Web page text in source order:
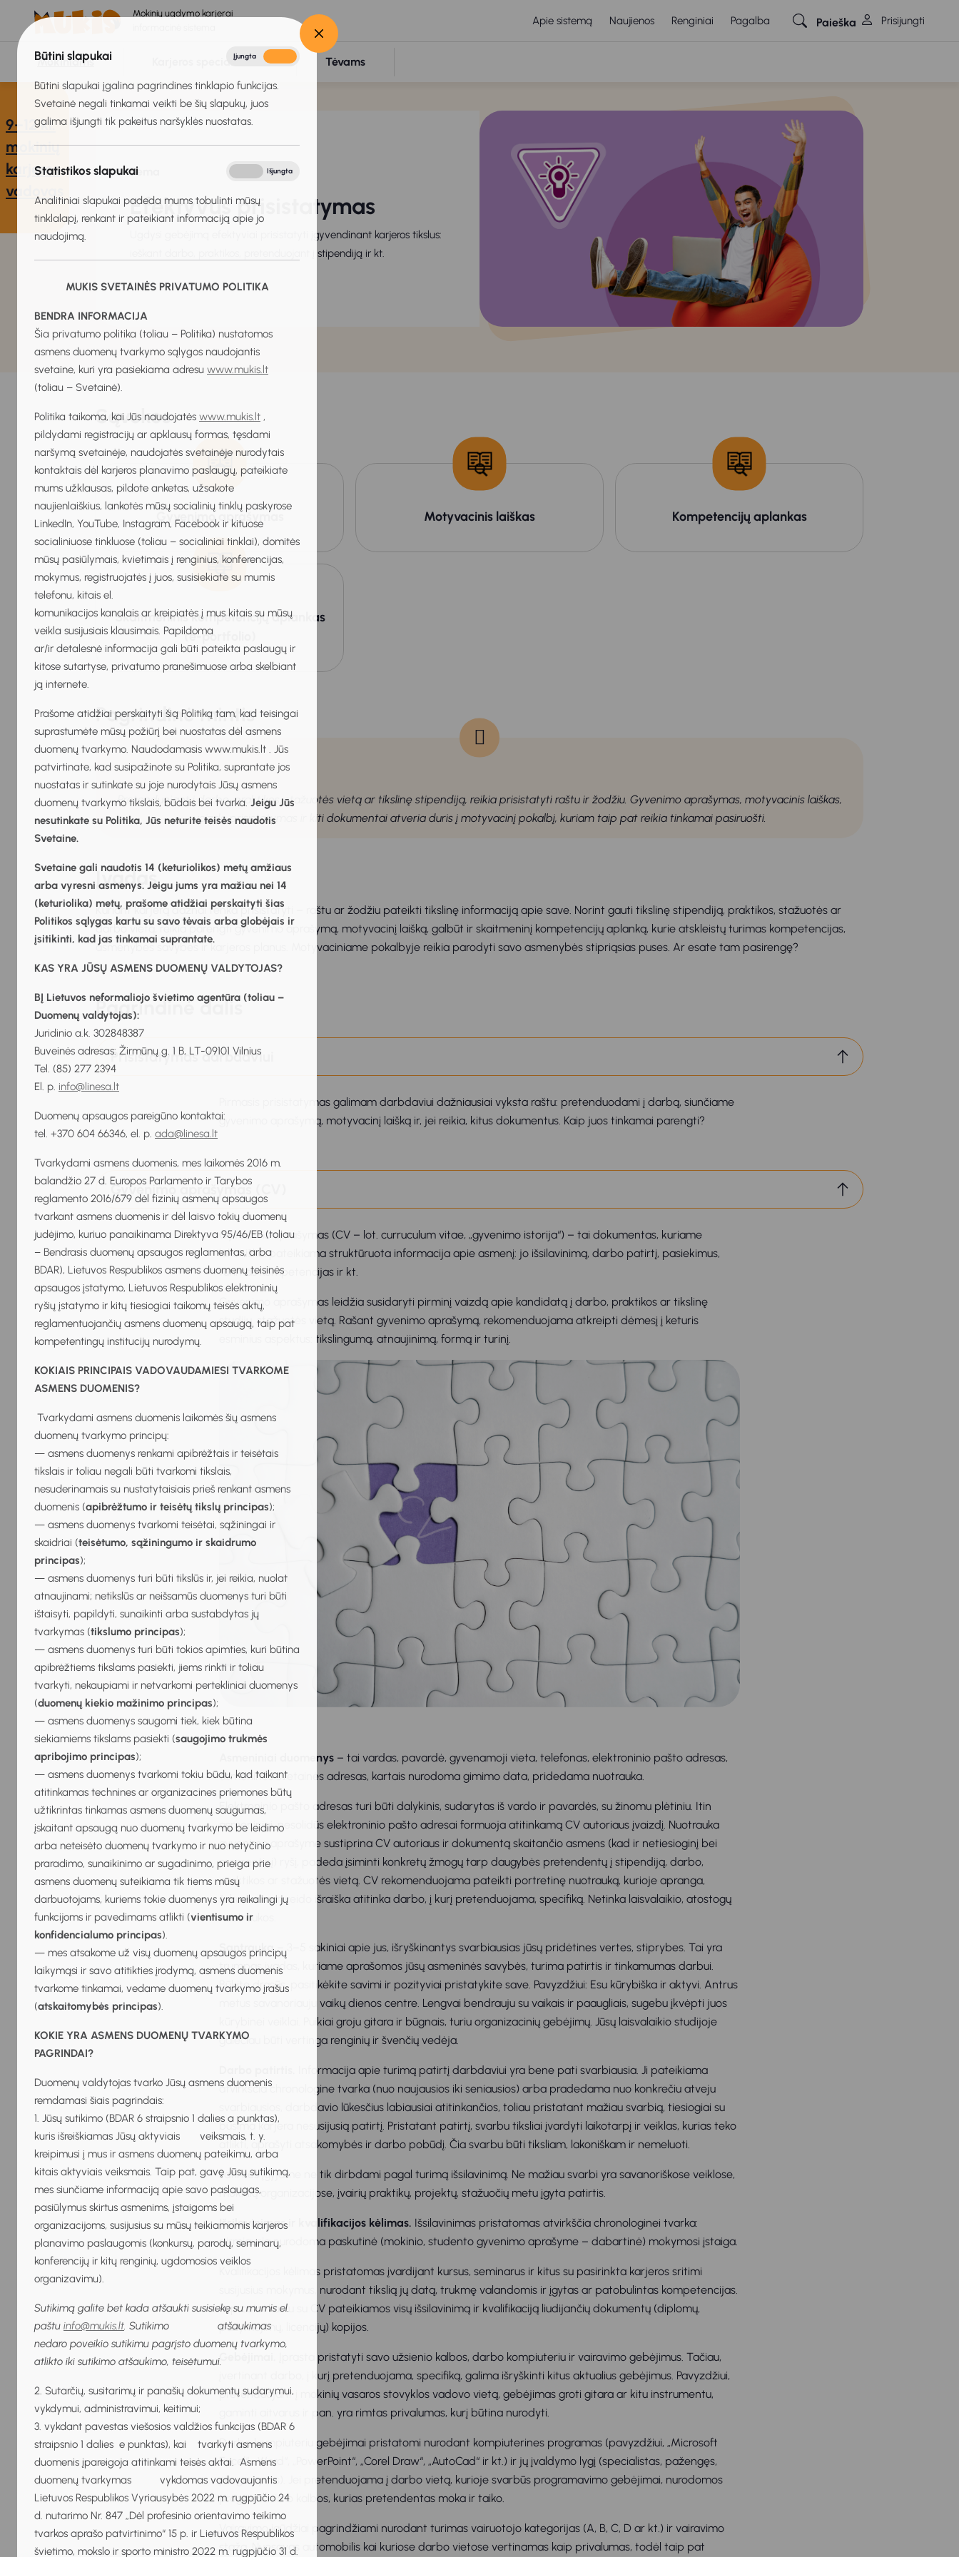
Būtini slapukai Įjungta
Būtini slapukai įgalina pagrindines tinklapio funkcijas.
Svetainė negali tinkamai veikti be šių slapukų, juos
galima išjungti tik pakeitus naršyklės nuostatas.
Statistikos slapukai Išjungta
Analitiniai slapukai padeda mums tobulinti mūsų
tinklalapį, renkant ir pateikiant informaciją apie jo
naudojimą.
MUKIS SVETAINĖS PRIVATUMO POLITIKA
BENDRA INFORMACIJA
Šia privatumo politika (toliau – Politika) nustatomos
asmens duomenų tvarkymo sąlygos naudojantis
svetaine, kuri yra pasiekiama adresu www.mukis.lt
(toliau – Svetainė).
Politika taikoma, kai Jūs naudojatės www.mukis.lt ,
pildydami registracijų ar apklausų formas, tęsdami
naršymą svetainėje, naudojatės svetainėje nurodytais
kontaktais dėl karjeros planavimo paslaugų, pateikiate
mums užklausas, pildote anketas, užsakote
naujienlaiškius, lankotės mūsų socialinių tinklų paskyrose
LinkedIn, YouTube, Instagram, Facebook ir kituose
socialiniuose tinkluose (toliau – socialiniai tinklai), domitės
mūsų pasiūlymais, kvietimais į renginius, konferencijas,
mokymus, registruojatės į juos, susisiekiate su mumis
telefonu, kitais el.
komunikacijos kanalais ar kreipiatės į mus kitais su mūsų
veikla susijusiais klausimais. Papildoma
ar/ir detalesnė informacija gali būti pateikta paslaugų ir
kitose sutartyse, privatumo pranešimuose arba skelbiant
ją internete.
Prašome atidžiai perskaityti šią Politiką tam, kad teisingai
suprastumėte mūsų požiūrį bei nuostatas dėl asmens
duomenų tvarkymo. Naudodamasis www.mukis.lt . Jūs
patvirtinate, kad susipažinote su Politika, suprantate jos
nuostatas ir sutinkate su joje nurodytais Jūsų asmens
duomenų tvarkymo tikslais, būdais bei tvarka. Jeigu Jūs
nesutinkate su Politika, Jūs neturite teisės naudotis
Svetaine.
Svetaine gali naudotis 14 (keturiolikos) metų amžiaus
arba vyresni asmenys. Jeigu jums yra mažiau nei 14
(keturiolika) metų, prašome atidžiai perskaityti šias
Politikos sąlygas kartu su savo tėvais arba globėjais ir
įsitikinti, kad jas tinkamai suprantate.
KAS YRA JŪSŲ ASMENS DUOMENŲ VALDYTOJAS?
BĮ Lietuvos neformaliojo švietimo agentūra (toliau –
Duomenų valdytojas):
Juridinio a.k. 302848387
Buveinės adresas: Žirmūnų g. 1 B, LT-09101 Vilnius
Tel. (85) 277 2394
El. p. info@linesa.lt
Duomenų apsaugos pareigūno kontaktai:
tel. +370 604 66346, el. p. ada@linesa.lt
Tvarkydami asmens duomenis, mes laikomės 2016 m.
balandžio 27 d. Europos Parlamento ir Tarybos
reglamento 2016/679 dėl fizinių asmenų apsaugos
tvarkant asmens duomenis ir dėl laisvo tokių duomenų
judėjimo, kuriuo panaikinama Direktyva 95/46/EB (toliau
– Bendrasis duomenų apsaugos reglamentas, arba
BDAR), Lietuvos Respublikos asmens duomenų teisinės
apsaugos įstatymo, Lietuvos Respublikos elektroninių
ryšių įstatymo ir kitų tiesiogiai taikomų teisės aktų,
reglamentuojančių asmens duomenų apsaugą, taip pat
kompetentingų institucijų nurodymų.
KOKIAIS PRINCIPAIS VADOVAUDAMIESI TVARKOME
ASMENS DUOMENIS?
Tvarkydami asmens duomenis laikomės šių asmens
duomenų tvarkymo principų:
— asmens duomenys renkami apibrėžtais ir teisėtais
tikslais ir toliau negali būti tvarkomi tikslais,
nesuderinamais su nustatytaisiais prieš renkant asmens
duomenis (apibrėžtumo ir teisėtų tikslų principas);
— asmens duomenys tvarkomi teisėtai, sąžiningai ir
skaidriai (teisėtumo, sąžiningumo ir skaidrumo
principas);
— asmens duomenys turi būti tikslūs ir, jei reikia, nuolat
atnaujinami; netikslūs ar neišsamūs duomenys turi būti
ištaisyti, papildyti, sunaikinti arba sustabdytas jų
tvarkymas (tikslumo principas);
— asmens duomenys turi būti tokios apimties, kuri būtina
apibrėžtiems tikslams pasiekti, jiems rinkti ir toliau
tvarkyti, nekaupiami ir netvarkomi pertekliniai duomenys
(duomenų kiekio mažinimo principas);
— asmens duomenys saugomi tiek, kiek būtina
siekiamiems tikslams pasiekti (saugojimo trukmės
apribojimo principas);
— asmens duomenys tvarkomi tokiu būdu, kad taikant
atitinkamas technines ar organizacines priemones būtų
užtikrintas tinkamas asmens duomenų saugumas,
įskaitant apsaugą nuo duomenų tvarkymo be leidimo
arba neteisėto duomenų tvarkymo ir nuo netyčinio
praradimo, sunaikinimo ar sugadinimo, prieiga prie
asmens duomenų suteikiama tik tiems mūsų
darbuotojams, kuriems tokie duomenys yra reikalingi jų
funkcijoms ir pavedimams atlikti (vientisumo ir
konfidencialumo principas).
— mes atsakome už visų duomenų apsaugos principų
laikymąsi ir savo atitikties įrodymą, asmens duomenis
tvarkome tinkamai, vedame duomenų tvarkymo įrašus
(atskaitomybės principas).
KOKIE YRA ASMENS DUOMENŲ TVARKYMO
PAGRINDAI?
Duomenų valdytojas tvarko Jūsų asmens duomenis
remdamasi šiais pagrindais:
1. Jūsų sutikimo (BDAR 6 straipsnio 1 dalies a punktas),
kuris išreiškiamas Jūsų aktyviais veiksmais, t. y.
kreipimusi į mus ir asmens duomenų pateikimu, arba
kitais aktyviais veiksmais. Taip pat, gavę Jūsų sutikimą,
mes siunčiame informaciją apie savo paslaugas,
pasiūlymus skirtus asmenims, įstaigoms bei
organizacijoms, susijusius su mūsų teikiamomis karjeros
planavimo paslaugomis (konkursų, parodų, seminarų,
konferencijų ir kitų renginių, ugdomosios veiklos
organizavimu).
Sutikimą galite bet kada atšaukti susisiekę su mumis el.
paštu info@mukis.lt. Sutikimo atšaukimas
nedaro poveikio sutikimu pagrįsto duomenų tvarkymo,
atlikto iki sutikimo atšaukimo, teisėtumui.
2. Sutarčių, susitarimų ir panašių dokumentų sudarymui,
vykdymui, administravimui, keitimui;
3. vykdant pavestas viešosios valdžios funkcijas (BDAR 6
straipsnio 1 dalies e punktas), kai tvarkyti asmens
duomenis įpareigoja atitinkami teisės aktai. Asmens
duomenų tvarkymas vykdomas vadovaujantis
Lietuvos Respublikos Vyriausybės 2022 m. rugpjūčio 24
d. nutarimo Nr. 847 „Dėl profesinio orientavimo teikimo
tvarkos aprašo patvirtinimo“ 15 p. ir Lietuvos Respublikos
švietimo, mokslo ir sporto ministro 2022 m. rugpjūčio 31 d.
Mokinių ugdymo karjerai
Apie sistemą Naujienos Renginiai Pagalba Paieška Prisijungti
Mokiniams Karjeros specialistams Tėvams
9–12 kl.
mokinių
karjeros
vadovas
Tema
Efektyvus prisistatymas
Ugdysi gebėjimą efektyviai prisistatyti įgyvendinant karjeros tikslus:
ieškant darbo, praktikos, pretenduojant į stipendiją ir kt.
Sąvokos
Gyvenimo aprašymas Motyvacinis laiškas Kompetencijų aplankas
Skaitmeninis kompetencijų aplankas
(e-portfolio)
Pagrindinė mintis
Pretenduojant į darbo, praktikos, stažuotės vietą ar tikslinę stipendiją, reikia prisistatyti raštu ir žodžiu. Gyvenimo aprašymas, motyvacinis laiškas,
vaizdo prisistatymas ir kiti dokumentai atveria duris į motyvacinį pokalbį, kuriam taip pat reikia tinkamai pasiruošti.
Įvadas
Kuriant karjerą dažnai tenka prisistatyti – raštu ar žodžiu pateikti tikslinę informaciją apie save. Norint gauti tikslinę stipendiją, praktikos, stažuotės ar
darbo vietą, reikia parengti gyvenimo aprašymą, motyvacinį laišką, galbūt ir skaitmeninį kompetencijų aplanką, kurie atskleistų turimas kompetencijas,
asmenybės savybes ir karjeros planus. Motyvaciniame pokalbyje reikia parodyti savo asmenybės stipriąsias puses. Ar esate tam pasirengę?
Pagrindinė dalis
Prisistatymas darbdaviui
Pirmasis prisistatymas galimam darbdaviui dažniausiai vyksta raštu: pretenduodami į darbą, siunčiame
gyvenimo aprašymą, motyvacinį laišką ir, jei reikia, kitus dokumentus. Kaip juos tinkamai parengti?
Gyvenimo aprašymas (CV)
Gyvenimo aprašymas (CV – lot. curruculum vitae, „gyvenimo istorija“) – tai dokumentas, kuriame
lakoniškai pateikiama struktūruota informacija apie asmenį: jo išsilavinimą, darbo patirtį, pasiekimus,
turimas kompetencijas ir kt.
Gyvenimo aprašymas leidžia susidaryti pirminį vaizdą apie kandidatą į darbo, praktikos ar tikslinę
studijų, stažuotės vietą. Rašant gyvenimo aprašymą, rekomenduojama atkreipti dėmesį į keturis
esminius aspektus: tikslingumą, atnaujinimą, formą ir turinį.
Asmeniniai duomenys – tai vardas, pavardė, gyvenamoji vieta, telefonas, elektroninio pašto adresas,
asmeninės svetainės adresas, kartais nurodoma gimimo data, pridedama nuotrauka.
Elektroninio pašto adresas turi būti dalykinis, sudarytas iš vardo ir pavardės, su žinomu plėtiniu. Itin
asmeniniai, nesolidūs elektroninio pašto adresai formuoja atitinkamą CV autoriaus įvaizdį. Nuotrauka
gyvenimo aprašyme sustiprina CV autoriaus ir dokumentą skaitančio asmens (kad ir netiesioginį bei
momentinį) ryšį, padeda įsiminti konkretų žmogų tarp daugybės pretendentų į stipendiją, darbo,
praktikos ar stažuotės vietą. CV rekomenduojama pateikti portretinę nuotrauką, kurioje apranga,
šukuosena ir veido išraiška atitinka darbo, į kurį pretenduojama, specifiką. Netinka laisvalaikio, atostogų
nuotraukos.
Santrauka– 3–5 sakiniai apie jus, išryškinantys svarbiausias jūsų pridėtines vertes, stiprybes. Tai yra
trumpas įvadas, kuriame aprašomos jūsų asmeninės savybės, turima patirtis ir tinkamumas darbui.
Būkite drąsūs, pasitikėkite savimi ir pozityviai pristatykite save. Pavyzdžiui: Esu kūrybiška ir aktyvi. Antrus
metus savanoriauju vaikų dienos centre. Lengvai bendrauju su vaikais ir paaugliais, sugebu įkvėpti juos
kūrybinei veiklai. Puikiai groju gitara ir būgnais, turiu organizacinių gebėjimų. Jūsų laisvalaikio studijoje
galėčiau būti vertinga renginių ir švenčių vedėja.
Informacija apie turimą patirtį darbdaviui yra bene pati svarbiausia. Ji pateikiama
atvirkščia chronologine tvarka (nuo naujausios iki seniausios) arba pradedama nuo konkrečiu atveju
svarbiausios, darbdavio lūkesčius labiausiai atitinkančios, toliau pristatant mažiau svarbią, tiesiogiai su
būsima karjera nesusijusią patirtį. Pristatant patirtį, svarbu tiksliai įvardyti laikotarpį ir veiklas, kurias teko
atlikti, aprašyti atsakomybės ir darbo pobūdį. Čia svarbu būti tiksliam, lakoniškam ir nemeluoti.
Patirties įgyjame ne tik dirbdami pagal turimą išsilavinimą. Ne mažiau svarbi yra savanoriškose veiklose,
mokinių organizacijose, įvairių praktikų, projektų, stažuočių metu įgyta patirtis.
Išsilavinimas ir kvalifikacijos kėlimas. Išsilavinimas pristatomas atvirkščia chronologinei tvarka:
pirmiausia nurodoma paskutinė (mokinio, studento gyvenimo aprašyme – dabartinė) mokymosi įstaiga.
Kvalifikacijos kėlimas pristatomas įvardijant kursus, seminarus ir kitus su pasirinkta karjeros sritimi
susijusius mokymus, nurodant tikslią jų datą, trukmę valandomis ir įgytas ar patobulintas kompetencijas.
Paprastai kartu su CV pateikiamos visų išsilavinimą ir kvalifikaciją liudijančių dokumentų (diplomų,
pažymėjimų, licencijų) kopijos.
Gebėjimai.
Įprasta pristatyti savo užsienio kalbos, darbo kompiuteriu ir vairavimo gebėjimus. Tačiau,
įvertinant darbo, į kurį pretenduojama, specifiką, galima išryškinti kitus aktualius gebėjimus. Pavyzdžiui,
pretenduojant į mokinių vasaros stovyklos vadovo vietą, gebėjimas groti gitara ar kitu instrumentu,
gaminti aitvarus ir pan. yra rimtas privalumas, kurį būtina nurodyti.
Darbo kompiuteriu gebėjimai pristatomi nurodant kompiuterines programas (pavyzdžiui, „Microsoft
Excel“, „Word“, „PowerPoint“, „Corel Draw“, „AutoCad“ ir kt.) ir jų įvaldymo lygį (specialistas, pažengęs,
progresyvus). Jei pretenduojama į darbo vietą, kurioje svarbūs programavimo gebėjimai, nurodomos
programavimo kalbos, kurias pretendentas moka ir taiko.
Vairavimo įgūdžiai pagrindžiami nurodant turimas vairuotojo kategorijas (A, B, C, D ar kt.) ir vairavimo
stažą. Nuosavas automobilis kai kuriose darbo vietose vertinamas kaip privalumas, todėl taip pat